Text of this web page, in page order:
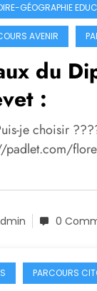
GÉOGRAPHIE
AVENIR
du
:
je choisir
padlet.com/
0
PARCOURS